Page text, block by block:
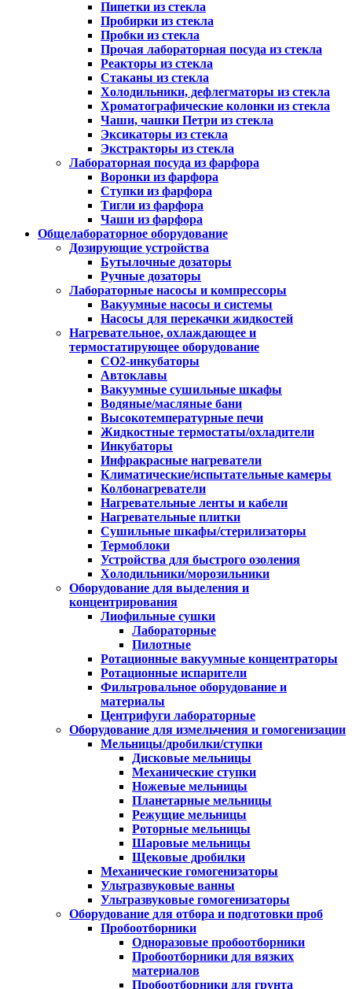
Пипетки из стекла
Пробирки из стекла
Пробки из стекла
Прочая лабораторная посуда из стекла
Реакторы из стекла
Стаканы из стекла
Холодильники, дефлегматоры из стекла
Хроматографические колонки из стекла
Чаши, чашки Петри из стекла
Эксикаторы из стекла
Экстракторы из стекла
Лабораторная посуда из фарфора
Воронки из фарфора
Ступки из фарфора
Тигли из фарфора
Чаши из фарфора
Общелабораторное оборудование
Дозирующие устройства
Бутылочные дозаторы
Ручные дозаторы
Лабораторные насосы и компрессоры
Вакуумные насосы и системы
Насосы для перекачки жидкостей
Нагревательное, охлаждающее и
термостатирующее оборудование
CO2-инкубаторы
Автоклавы
Вакуумные сушильные шкафы
Водяные/масляные бани
Высокотемпературные печи
Жидкостные термостаты/охладители
Инкубаторы
Инфракрасные нагреватели
Климатические/испытательные камеры
Колбонагреватели
Нагревательные ленты и кабели
Нагревательные плитки
Сушильные шкафы/стерилизаторы
Термоблоки
Устройства для быстрого озоления
Холодильники/морозильники
Оборудование для выделения и
концентрирования
Лиофильные сушки
Лабораторные
Пилотные
Ротационные вакуумные концентраторы
Ротационные испарители
Фильтровальное оборудование и
материалы
Центрифуги лабораторные
Оборудование для измельчения и гомогенизации
Мельницы/дробилки/ступки
Дисковые мельницы
Механические ступки
Ножевые мельницы
Планетарные мельницы
Режущие мельницы
Роторные мельницы
Шаровые мельницы
Щековые дробилки
Механические гомогенизаторы
Ультразвуковые ванны
Ультразвуковые гомогенизаторы
Оборудование для отбора и подготовки проб
Пробоотборники
Одноразовые пробоотборники
Пробоотборники для вязких
материалов
Пробоотборники для грунта